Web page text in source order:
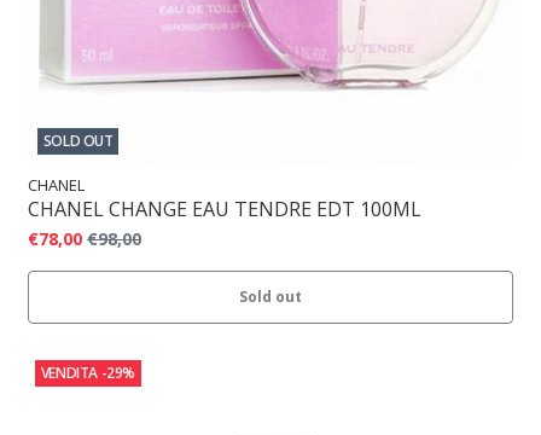
SOLD OUT
CHANEL
CHANEL CHANGE EAU TENDRE EDT 100ML
€78,00 €98,00
Sold out
VENDITA -29%